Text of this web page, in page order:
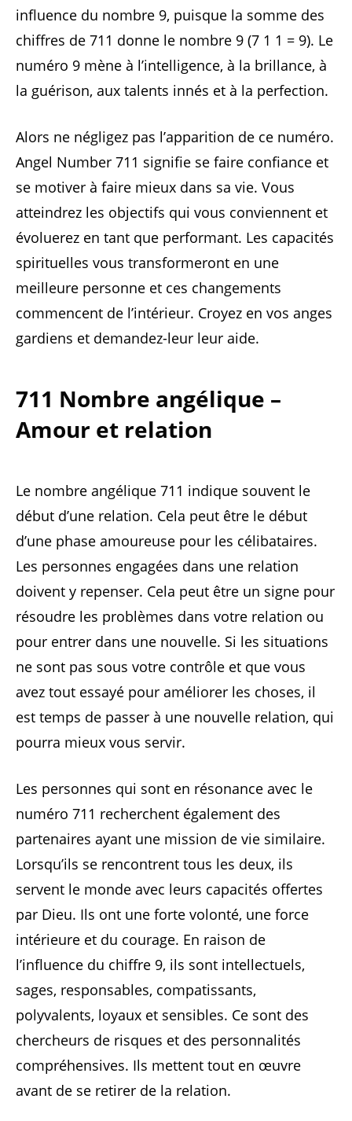
influence du nombre 9, puisque la somme des
chiffres de 711 donne le nombre 9 (7 1 1 = 9). Le
numéro 9 mène à l’intelligence, à la brillance, à
la guérison, aux talents innés et à la perfection.
Alors ne négligez pas l’apparition de ce numéro.
Angel Number 711 signifie se faire confiance et
se motiver à faire mieux dans sa vie. Vous
atteindrez les objectifs qui vous conviennent et
évoluerez en tant que performant. Les capacités
spirituelles vous transformeront en une
meilleure personne et ces changements
commencent de l’intérieur. Croyez en vos anges
gardiens et demandez-leur leur aide.
711 Nombre angélique –
Amour et relation
Le nombre angélique 711 indique souvent le
début d’une relation. Cela peut être le début
d’une phase amoureuse pour les célibataires.
Les personnes engagées dans une relation
doivent y repenser. Cela peut être un signe pour
résoudre les problèmes dans votre relation ou
pour entrer dans une nouvelle. Si les situations
ne sont pas sous votre contrôle et que vous
avez tout essayé pour améliorer les choses, il
est temps de passer à une nouvelle relation, qui
pourra mieux vous servir.
Les personnes qui sont en résonance avec le
numéro 711 recherchent également des
partenaires ayant une mission de vie similaire.
Lorsqu’ils se rencontrent tous les deux, ils
servent le monde avec leurs capacités offertes
par Dieu. Ils ont une forte volonté, une force
intérieure et du courage. En raison de
l’influence du chiffre 9, ils sont intellectuels,
sages, responsables, compatissants,
polyvalents, loyaux et sensibles. Ce sont des
chercheurs de risques et des personnalités
compréhensives. Ils mettent tout en œuvre
avant de se retirer de la relation.